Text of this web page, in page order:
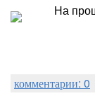
комментарии: 0